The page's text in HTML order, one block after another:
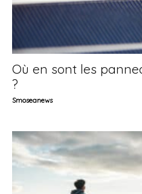
Où en sont les
?
Smoseanews